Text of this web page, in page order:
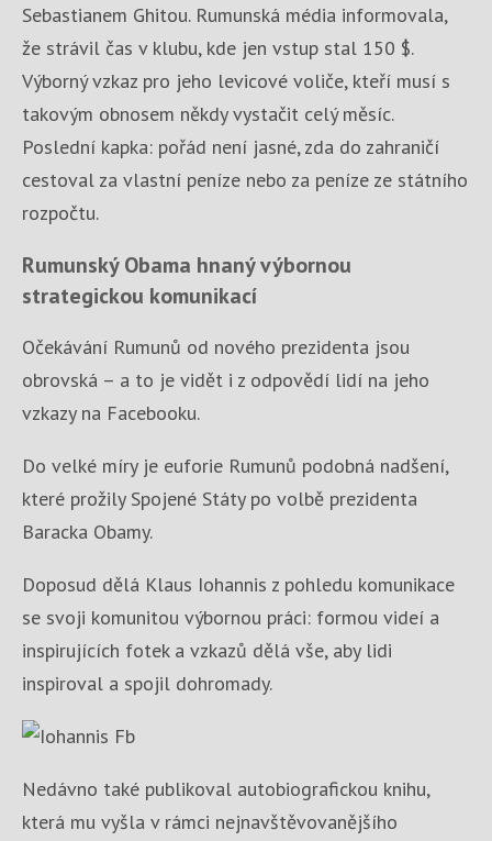
Sebastianem Ghitou. Rumunská média informovala,
že strávil čas v klubu, kde jen vstup stal 150 $.
Výborný vzkaz pro jeho levicové voliče, kteří musí s
takovým obnosem někdy vystačit celý měsíc.
Poslední kapka: pořád není jasné, zda do zahraničí
cestoval za vlastní peníze nebo za peníze ze státního
rozpočtu.
Rumunský Obama hnaný výbornou
strategickou komunikací
Očekávání Rumunů od nového prezidenta jsou
obrovská – a to je vidět i z odpovědí lidí na jeho
vzkazy na Facebooku.
Do velké míry je euforie Rumunů podobná nadšení,
které prožily Spojené Státy po volbě prezidenta
Baracka Obamy.
Doposud dělá Klaus Iohannis z pohledu komunikace
se svoji komunitou výbornou práci: formou videí a
inspirujících fotek a vzkazů dělá vše, aby lidi
inspiroval a spojil dohromady.
Nedávno také publikoval autobiografickou knihu,
která mu vyšla v rámci nejnavštěvovanějšího